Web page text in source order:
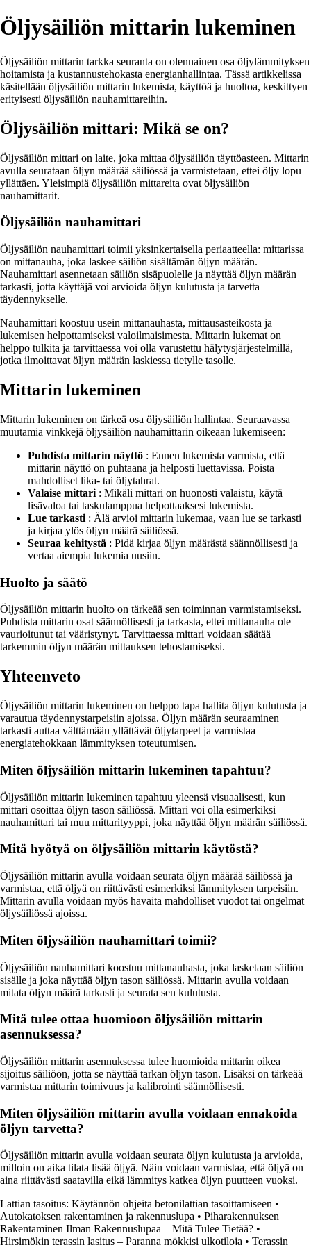
Öljysäiliön mittarin lukeminen
Öljysäiliön mittarin tarkka seuranta on olennainen osa öljylämmityksen
hoitamista ja kustannustehokasta energianhallintaa. Tässä artikkelissa
käsitellään öljysäiliön mittarin lukemista, käyttöä ja huoltoa, keskittyen
erityisesti öljysäiliön nauhamittareihin.
Öljysäiliön mittari: Mikä se on?
Öljysäiliön mittari on laite, joka mittaa öljysäiliön täyttöasteen. Mittarin
avulla seurataan öljyn määrää säiliössä ja varmistetaan, ettei öljy lopu
yllättäen. Yleisimpiä öljysäiliön mittareita ovat öljysäiliön
nauhamittarit.
Öljysäiliön nauhamittari
Öljysäiliön nauhamittari toimii yksinkertaisella periaatteella: mittarissa
on mittanauha, joka laskee säiliön sisältämän öljyn määrän.
Nauhamittari asennetaan säiliön sisäpuolelle ja näyttää öljyn määrän
tarkasti, jotta käyttäjä voi arvioida öljyn kulutusta ja tarvetta
täydennykselle.
Nauhamittari koostuu usein mittanauhasta, mittausasteikosta ja
lukemisen helpottamiseksi valoilmaisimesta. Mittarin lukemat on
helppo tulkita ja tarvittaessa voi olla varustettu hälytysjärjestelmillä,
jotka ilmoittavat öljyn määrän laskiessa tietylle tasolle.
Mittarin lukeminen
Mittarin lukeminen on tärkeä osa öljysäiliön hallintaa. Seuraavassa
muutamia vinkkejä öljysäiliön nauhamittarin oikeaan lukemiseen:
Puhdista mittarin näyttö : Ennen lukemista varmista, että
mittarin näyttö on puhtaana ja helposti luettavissa. Poista
mahdolliset lika- tai öljytahrat.
Valaise mittari : Mikäli mittari on huonosti valaistu, käytä
lisävaloa tai taskulamppua helpottaaksesi lukemista.
Lue tarkasti : Älä arvioi mittarin lukemaa, vaan lue se tarkasti
ja kirjaa ylös öljyn määrä säiliössä.
Seuraa kehitystä : Pidä kirjaa öljyn määrästä säännöllisesti ja
vertaa aiempia lukemia uusiin.
Huolto ja säätö
Öljysäiliön mittarin huolto on tärkeää sen toiminnan varmistamiseksi.
Puhdista mittarin osat säännöllisesti ja tarkasta, ettei mittanauha ole
vaurioitunut tai vääristynyt. Tarvittaessa mittari voidaan säätää
tarkemmin öljyn määrän mittauksen tehostamiseksi.
Yhteenveto
Öljysäiliön mittarin lukeminen on helppo tapa hallita öljyn kulutusta ja
varautua täydennystarpeisiin ajoissa. Öljyn määrän seuraaminen
tarkasti auttaa välttämään yllättävät öljytarpeet ja varmistaa
energiatehokkaan lämmityksen toteutumisen.
Miten öljysäiliön mittarin lukeminen tapahtuu?
Öljysäiliön mittarin lukeminen tapahtuu yleensä visuaalisesti, kun
mittari osoittaa öljyn tason säiliössä. Mittari voi olla esimerkiksi
nauhamittari tai muu mittarityyppi, joka näyttää öljyn määrän säiliössä.
Mitä hyötyä on öljysäiliön mittarin käytöstä?
Öljysäiliön mittarin avulla voidaan seurata öljyn määrää säiliössä ja
varmistaa, että öljyä on riittävästi esimerkiksi lämmityksen tarpeisiin.
Mittarin avulla voidaan myös havaita mahdolliset vuodot tai ongelmat
öljysäiliössä ajoissa.
Miten öljysäiliön nauhamittari toimii?
Öljysäiliön nauhamittari koostuu mittanauhasta, joka lasketaan säiliön
sisälle ja joka näyttää öljyn tason säiliössä. Mittarin avulla voidaan
mitata öljyn määrä tarkasti ja seurata sen kulutusta.
Mitä tulee ottaa huomioon öljysäiliön mittarin
asennuksessa?
Öljysäiliön mittarin asennuksessa tulee huomioida mittarin oikea
sijoitus säiliöön, jotta se näyttää tarkan öljyn tason. Lisäksi on tärkeää
varmistaa mittarin toimivuus ja kalibrointi säännöllisesti.
Miten öljysäiliön mittarin avulla voidaan ennakoida
öljyn tarvetta?
Öljysäiliön mittarin avulla voidaan seurata öljyn kulutusta ja arvioida,
milloin on aika tilata lisää öljyä. Näin voidaan varmistaa, että öljyä on
aina riittävästi saatavilla eikä lämmitys katkea öljyn puutteen vuoksi.
Lattian tasoitus: Käytännön ohjeita betonilattian tasoittamiseen •
Autokatoksen rakentaminen ja rakennuslupa • Piharakennuksen
Rakentaminen Ilman Rakennuslupaa – Mitä Tulee Tietää? •
Hirsimökin terassin lasitus – Paranna mökkisi ulkotiloja • Terassin